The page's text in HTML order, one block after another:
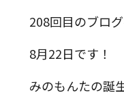
208回目のブロ
8月22日です！
みのもんたの誕